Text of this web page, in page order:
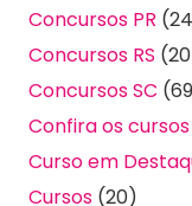
Concursos PR
Concursos RS
Concursos SC
Confira os cursos
Curso em
Cursos (20)